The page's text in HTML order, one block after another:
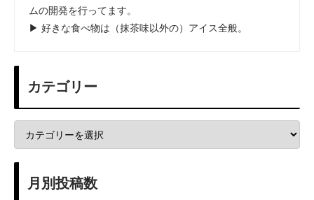
ムの開発を行ってます。
▶ 好きな食べ物は（抹茶味以外の）アイス全般。
カテゴリー
月別投稿数